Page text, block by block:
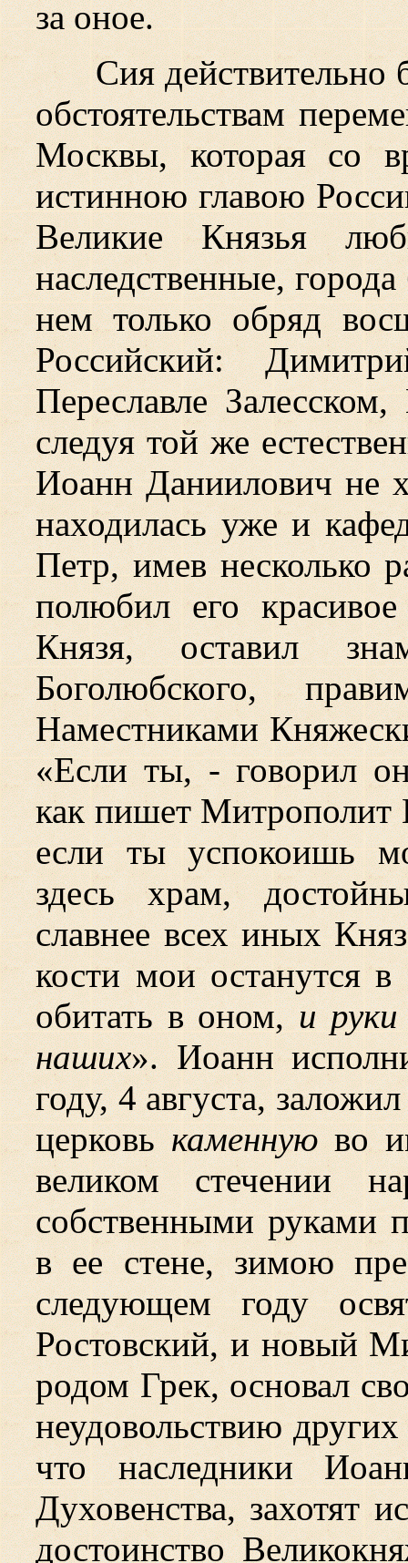
за оное.
Сия действительно
обстоятельствам
Москвы, которая со
истинною главою
Великие Князья
наследственные,
нем только обряд
Российский:
Переславле
следуя той же
Иоанн Даниилович не
находилась уже и
Петр, имев несколько
полюбил его
Князя, оставил
Боголюбского,
Наместниками
«Если ты, - говорил
как пишет
если ты успокоишь
здесь храм,
славнее всех иных
кости мои останутся в
обитать в оном,и
наших». Иоанн
году, 4 августа,
церковькаменнуюво
великом стечении
собственными руками
в ее стене, зимою
следующем году
Ростовский, и новый
родом Грек, основал
неудовольствию
что наследники
Духовенства, захотят
достоинство